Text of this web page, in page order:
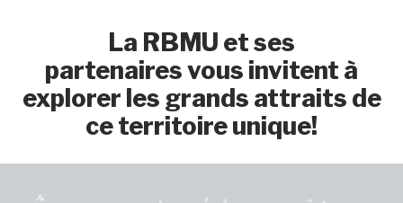
La RBMU et ses
partenaires vous invitent à
explorer les grands attraits de
ce territoire unique!